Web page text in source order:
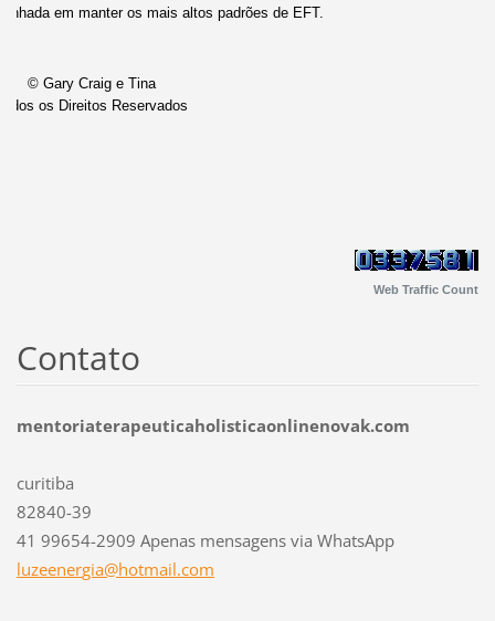
em manter os mais altos padrões de EFT.
© Gary Craig e Tina
os Direitos Reservados
Web Traffic Count
Contato
mentoriaterapeuticaholisticaonlinenovak.com
curitiba
82840-39
41 99654-2909 Apenas mensagens via WhatsApp
luzeenergia@hotmail.com